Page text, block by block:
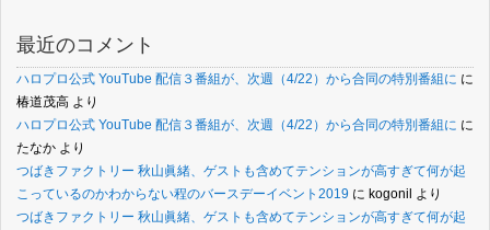
最近のコメント
ハロプロ公式 YouTube 配信３番組が、次週（4/22）から合同の特別番組に に
椿道茂高 より
ハロプロ公式 YouTube 配信３番組が、次週（4/22）から合同の特別番組に に
たなか より
つばきファクトリー 秋山眞緒、ゲストも含めてテンションが高すぎて何が起
こっているのかわからない程のバースデーイベント2019 に kogonil より
つばきファクトリー 秋山眞緒、ゲストも含めてテンションが高すぎて何が起